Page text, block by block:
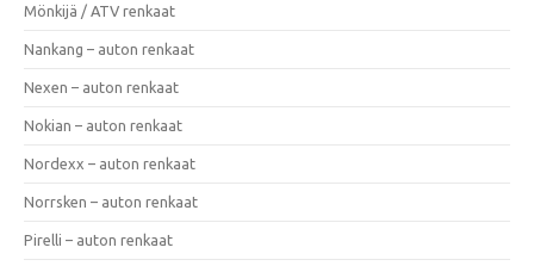
Mönkijä / ATV renkaat
Nankang – auton renkaat
Nexen – auton renkaat
Nokian – auton renkaat
Nordexx – auton renkaat
Norrsken – auton renkaat
Pirelli – auton renkaat